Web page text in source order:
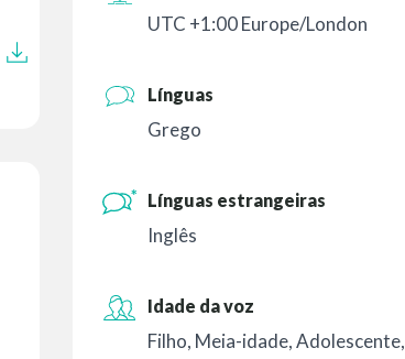
UTC +1:00 Europe/London
Línguas
Grego
Línguas estrangeiras
Inglês
Idade da voz
Filho, Meia-idade,Adolescente,